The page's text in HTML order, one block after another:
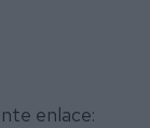
enlace: